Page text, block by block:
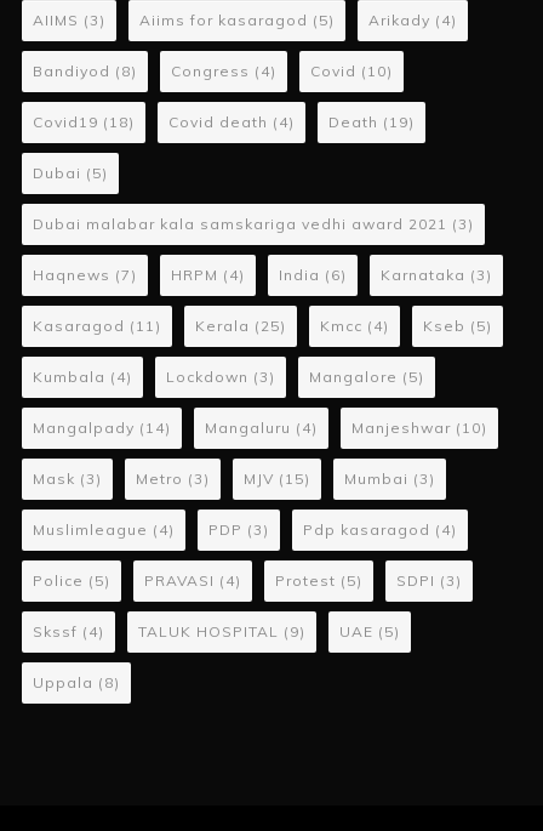
AIIMS (3) Aiims for kasaragod (5) Arikady (4)
Bandiyod (8) Congress (4) Covid (10)
Covid19 (18) Covid death (4) Death (19)
Dubai (5)
Dubai malabar kala samskariga vedhi award 2021 (3)
Haqnews (7) HRPM (4) India (6) Karnataka (3)
Kasaragod (11) Kerala (25) Kmcc (4) Kseb (5)
Kumbala (4) Lockdown (3) Mangalore (5)
Mangalpady (14) Mangaluru (4) Manjeshwar (10)
Mask (3) Metro (3) MJV (15) Mumbai (3)
Muslimleague (4) PDP (3) Pdp kasaragod (4)
Police (5) PRAVASI (4) Protest (5) SDPI (3)
Skssf (4) TALUK HOSPITAL (9) UAE (5)
Uppala (8)